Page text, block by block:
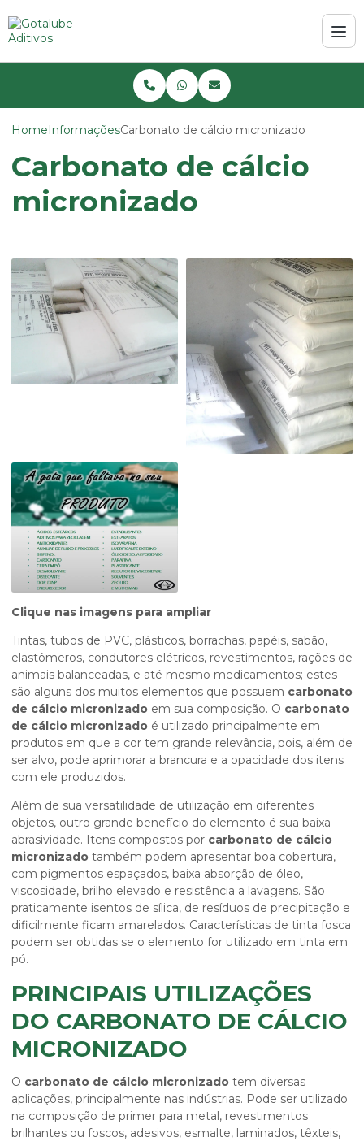
HomeInformaçõesCarbonato de cálcio micronizado
Carbonato de cálcio
micronizado
Clique nas imagens para ampliar
Tintas, tubos de PVC, plásticos, borrachas, papéis, sabão,
elastômeros, condutores elétricos, revestimentos, rações de
animais balanceadas, e até mesmo medicamentos; estes
são alguns dos muitos elementos que possuem carbonato
de cálcio micronizado em sua composição. O carbonato
de cálcio micronizado é utilizado principalmente em
produtos em que a cor tem grande relevância, pois, além de
ser alvo, pode aprimorar a brancura e a opacidade dos itens
com ele produzidos.
Além de sua versatilidade de utilização em diferentes
objetos, outro grande benefício do elemento é sua baixa
abrasividade. Itens compostos por carbonato de cálcio
micronizado também podem apresentar boa cobertura,
com pigmentos espaçados, baixa absorção de óleo,
viscosidade, brilho elevado e resistência a lavagens. São
praticamente isentos de sílica, de resíduos de precipitação e
dificilmente ficam amarelados. Características de tinta fosca
podem ser obtidas se o elemento for utilizado em tinta em
pó.
PRINCIPAIS UTILIZAÇÕES
DO CARBONATO DE CÁLCIO
MICRONIZADO
O carbonato de cálcio micronizado tem diversas
aplicações, principalmente nas indústrias. Pode ser utilizado
na composição de primer para metal, revestimentos
brilhantes ou foscos, adesivos, esmalte, laminados, têxteis,